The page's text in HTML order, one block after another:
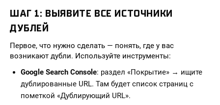
ШАГ 1: ВЫЯВИТЕ ВСЕ ИСТОЧНИКИ
ДУБЛЕЙ
Первое, что нужно сделать — понять, где у вас
возникают дубли. Используйте инструменты:
Google Search Console: раздел «Покрытие» → ищите
дублированные URL. Там будет список страниц с
пометкой «Дублирующий URL».